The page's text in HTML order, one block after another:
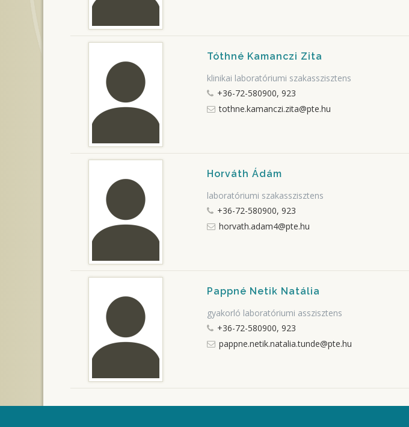
Tóthné Kamanczi Zita
klinikai laboratóriumi szakasszisztens
+36-72-580900, 923
tothne.kamanczi.zita@pte.hu
Horváth Ádám
laboratóriumi szakasszisztens
+36-72-580900, 923
horvath.adam4@pte.hu
Pappné Netik Natália
gyakorló laboratóriumi asszisztens
+36-72-580900, 923
pappne.netik.natalia.tunde@pte.hu